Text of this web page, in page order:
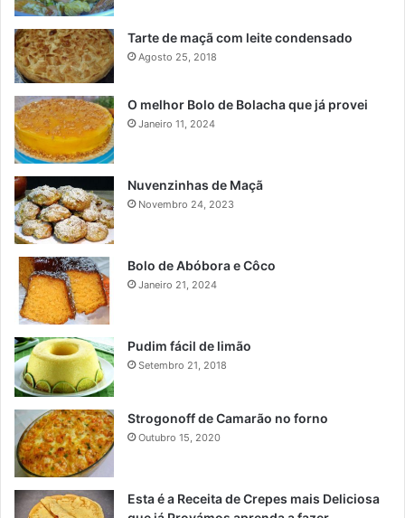
Tarte de maçã com leite condensado
Agosto 25, 2018
O melhor Bolo de Bolacha que já provei
Janeiro 11, 2024
Nuvenzinhas de Maçã
Novembro 24, 2023
Bolo de Abóbora e Côco
Janeiro 21, 2024
Pudim fácil de limão
Setembro 21, 2018
Strogonoff de Camarão no forno
Outubro 15, 2020
Esta é a Receita de Crepes mais Deliciosa